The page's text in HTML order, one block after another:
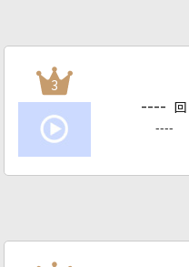
3
---- 回
----